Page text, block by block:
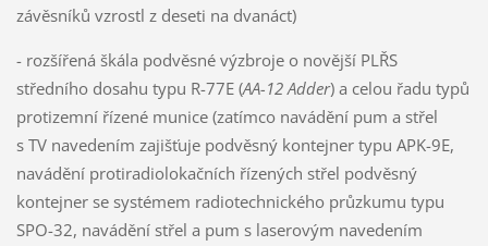
závěsníků vzrostl z deseti na dvanáct)
- rozšířená škála podvěsné výzbroje o novější PLŘS
středního dosahu typu R-77E (AA-12 Adder) a celou řadu typů
protizemní řízené munice (zatímco navádění pum a střel
s TV navedením zajišťuje podvěsný kontejner typu APK-9E,
navádění protiradiolokačních řízených střel podvěsný
kontejner se systémem radiotechnického průzkumu typu
SPO-32, navádění střel a pum s laserovým navedením